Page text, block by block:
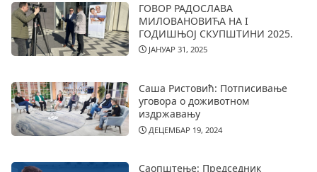
ГОВОР РАДОСЛАВА
МИЛОВАНОВИЋА НА I
ГОДИШЊОЈ СКУПШТИНИ 2025.
ЈАНУАР 31, 2025
Саша Ристовић: Потписивање
уговора о доживотном
издржавању
ДЕЦЕМБАР 19, 2024
Саопштење: Председник